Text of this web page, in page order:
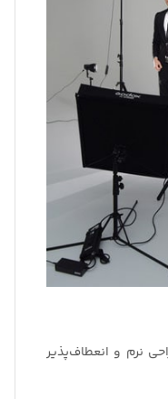
نرم و انعطاف‌پذیر